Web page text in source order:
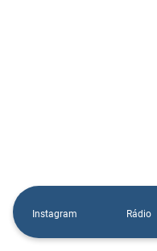
Instagram Rádio